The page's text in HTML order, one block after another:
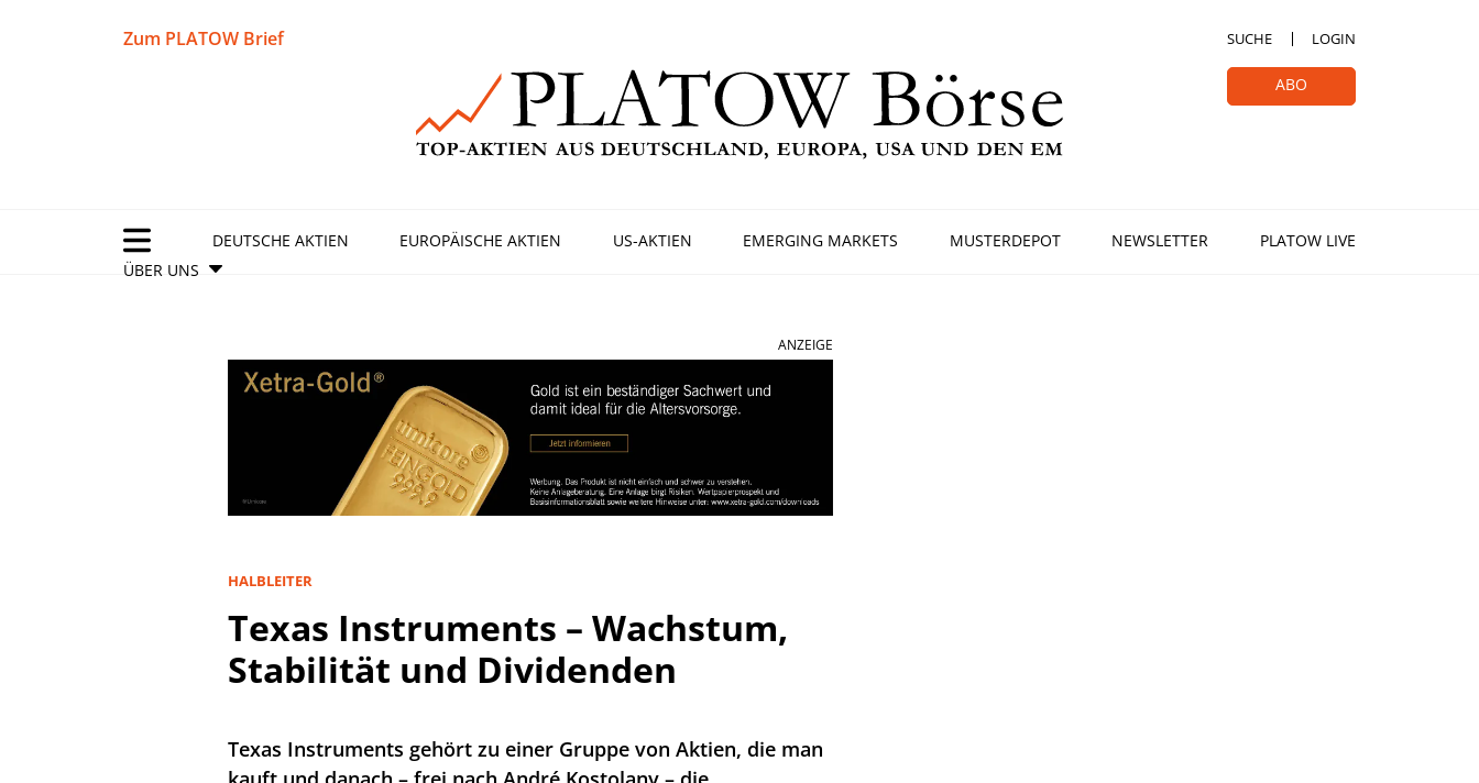
Zum PLATOW Brief SUCHE LOGIN
ABO
DEUTSCHE AKTIEN EUROPÄISCHE AKTIEN US-AKTIEN EMERGING MARKETS MUSTERDEPOT NEWSLETTER
PLATOW LIVE
ÜBER UNS
ANZEIGE
HALBLEITER
Texas Instruments – Wachstum,
Stabilität und Dividenden
Texas Instruments gehört zu einer Gruppe von Aktien, die man